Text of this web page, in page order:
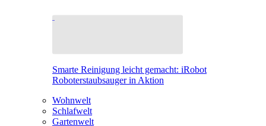
Smarte Reinigung leicht gemacht: iRobot
Roboterstaubsauger in Aktion
Wohnwelt
Schlafwelt
Gartenwelt